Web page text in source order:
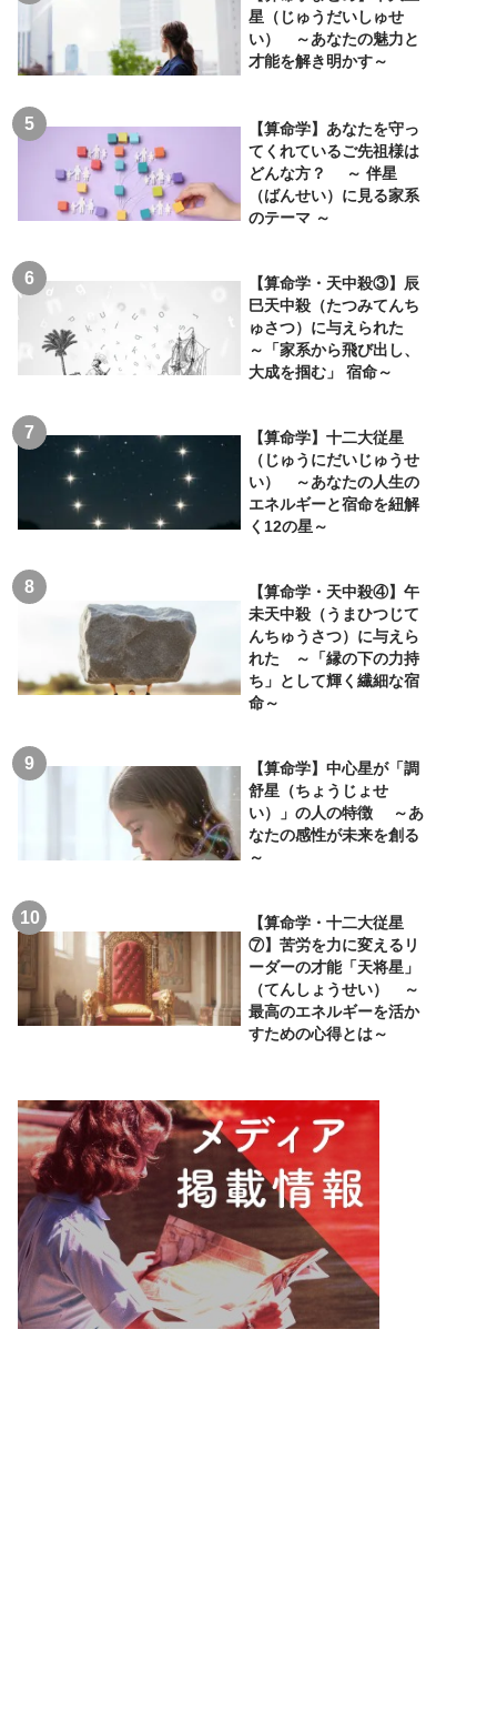
星（じゅうだいしゅせ
い） ～あなたの魅力と
才能を解き明かす～
【算命学】あなたを守っ
てくれているご先祖様は
どんな方？ ～ 伴星
（ばんせい）に見る家系
のテーマ ～
【算命学・天中殺③】辰
巳天中殺（たつみてんち
ゅさつ）に与えられた
～「家系から飛び出し、
大成を掴む」 宿命～
【算命学】十二大従星
（じゅうにだいじゅうせ
い） ～あなたの人生の
エネルギーと宿命を紐解
く12の星～
【算命学・天中殺④】午
未天中殺（うまひつじて
んちゅうさつ）に与えら
れた ～「縁の下の力持
ち」として輝く繊細な宿
命～
【算命学】中心星が「調
舒星（ちょうじょせ
い）」の人の特徴 ～あ
なたの感性が未来を創る
～
【算命学・十二大従星
⑦】苦労を力に変えるリ
ーダーの才能「天将星」
（てんしょうせい） ～
最高のエネルギーを活か
すための心得とは～